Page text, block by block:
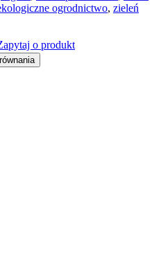
ogrodnictwo, zieleń
o produkt